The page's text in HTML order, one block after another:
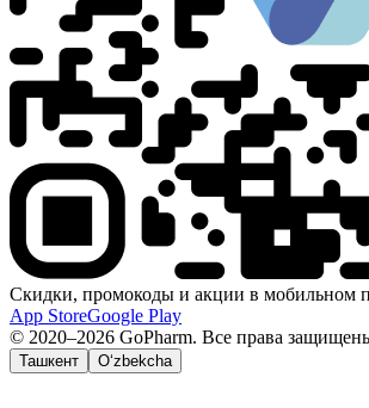
Скидки, промокоды и акции в мобильном
App StoreGoogle Play
© 2020–2026 GoPharm. Все права
Ташкент O‘zbekcha